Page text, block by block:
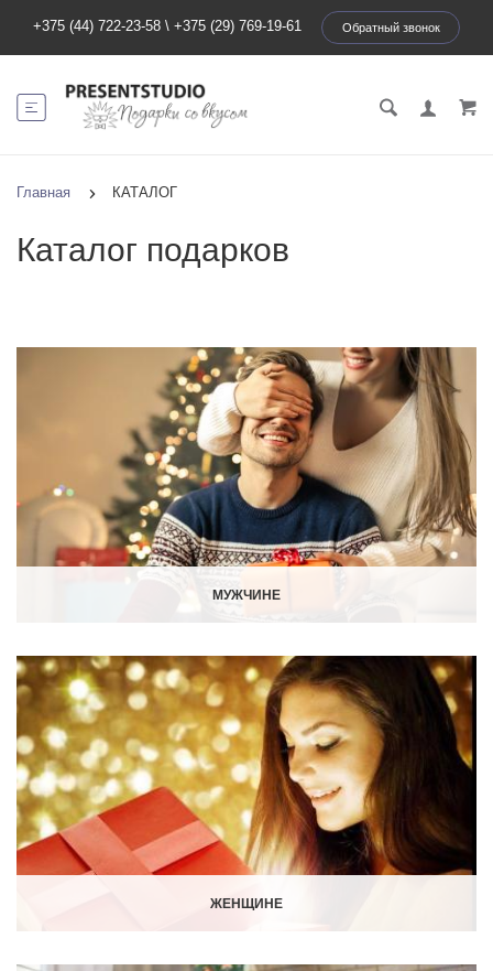
+375 (44) 722-23-58 \ +375 (29) 769-19-61 Обратный звонок
Главная КАТАЛОГ
Каталог подарков
МУЖЧИНЕ
ЖЕНЩИНЕ